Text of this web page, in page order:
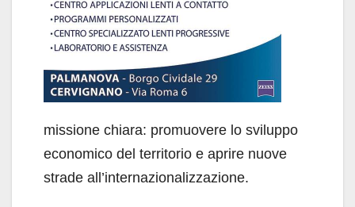
missione chiara: promuovere lo sviluppo
economico del territorio e aprire nuove
strade all’internazionalizzazione.